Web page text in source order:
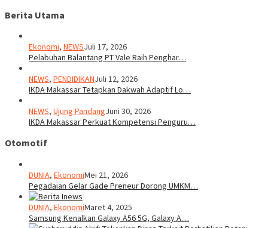
Berita Utama
Ekonomi, NEWSJuli 17, 2026
Pelabuhan Balantang PT Vale Raih Penghar…
NEWS, PENDIDIKANJuli 12, 2026
IKDA Makassar Tetapkan Dakwah Adaptif Lo…
NEWS, Ujung PandangJuni 30, 2026
IKDA Makassar Perkuat Kompetensi Penguru…
Otomotif
DUNIA, EkonomiMei 21, 2026
Pegadaian Gelar Gade Preneur Dorong UMKM…
DUNIA, EkonomiMaret 4, 2025
Samsung Kenalkan Galaxy A56 5G, Galaxy A…